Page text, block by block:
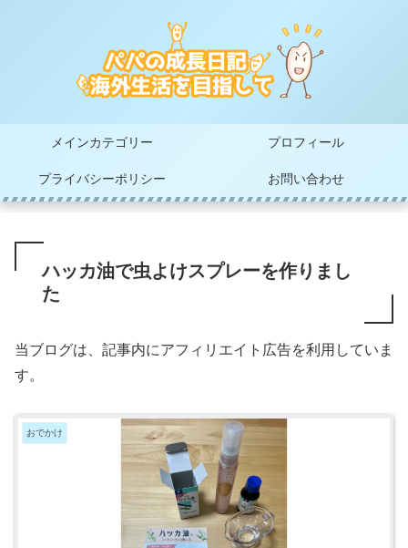
メインカテゴリー プロフィール
プライバシーポリシー お問い合わせ
ハッカ油で虫よけスプレーを作りまし
た
当ブログは、記事内にアフィリエイト広告を利用していま
す。
おでかけ